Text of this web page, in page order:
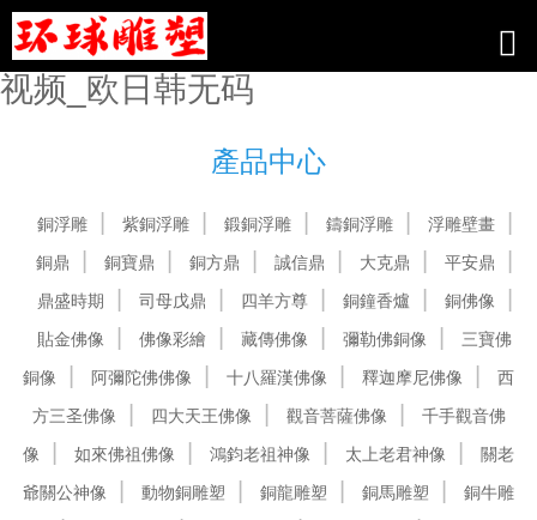
无码自拍图免费_免费一区二区三区
_免费a在线_久久久久久久网络福利
视频_欧日韩无码
產品中心
銅浮雕 紫銅浮雕 鍛銅浮雕 鑄銅浮雕
浮雕壁畫
銅鼎
銅寶鼎 銅方鼎 誠信鼎 大克鼎
平安鼎
鼎盛時期
司母戊鼎 四羊方尊 銅鐘香爐
銅佛像
貼金佛像
佛像彩繪 藏傳佛像 彌勒佛銅像
三寶佛
銅像
阿彌陀佛佛像 十八羅漢佛像 釋迦摩尼佛像
西
方三圣佛像
四大天王佛像 觀音菩薩佛像
千手觀音佛
像
如來佛祖佛像 鴻鈞老祖神像 太上老君神像
關老
爺關公神像
動物銅雕塑 銅龍雕塑 銅馬雕塑
銅牛雕